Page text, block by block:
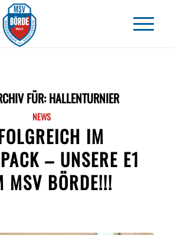
FÜR:HALLENTURNIER
NEWS
IM
– UNSERE E1
MSV BÖRDE!!!